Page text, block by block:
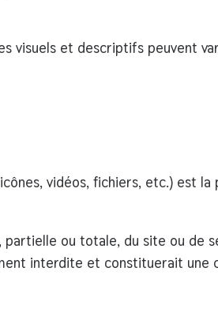
visuels et descriptifs peuvent
vidéos, fichiers, etc.) est
, partielle ou totale, du site ou de
interdite et constituerait une